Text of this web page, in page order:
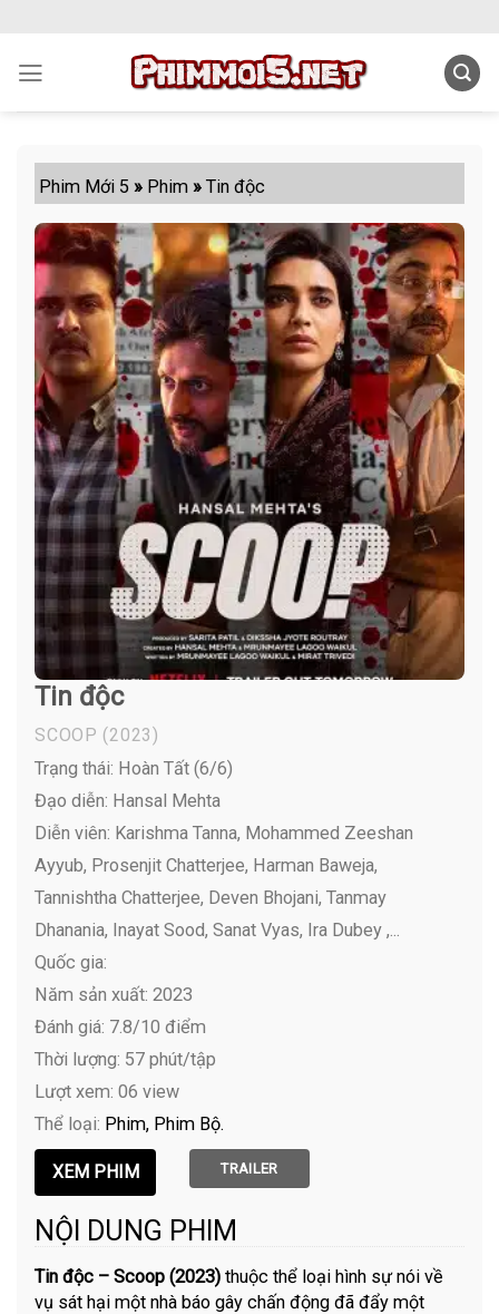
content
Phim Mới 5 » Phim »Tin độc
Tin độc
SCOOP (2023)
Trạng thái: Hoàn Tất (6/6)
Đạo diễn: Hansal Mehta
Diễn viên: Karishma Tanna, Mohammed Zeeshan
Ayyub, Prosenjit Chatterjee, Harman Baweja,
Tannishtha Chatterjee, Deven Bhojani, Tanmay
Dhanania, Inayat Sood, Sanat Vyas, Ira Dubey ,...
Quốc gia:
Năm sản xuất: 2023
Đánh giá: 7.8/10 điểm
Thời lượng: 57 phút/tập
Lượt xem: 06 view
Thể loại: Phim Phim Bộ
TRAILER
NỘI DUNG PHIM
Tin độc – Scoop (2023) thuộc thể loại hình sự nói về
vụ sát hại một nhà báo gây chấn động đã đẩy một